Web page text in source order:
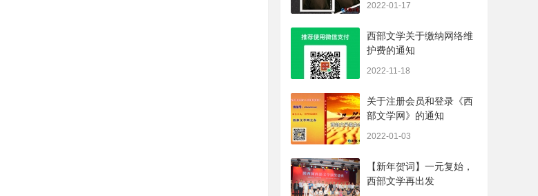
2022-01-17
西部文学关于缴纳网络维
护费的通知
2022-11-18
关于注册会员和登录《西
部文学网》的通知
2022-01-03
【新年贺词】一元复始，
西部文学再出发